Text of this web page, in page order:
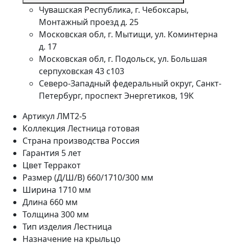
Чувашская Республика, г. Чебоксары,
Монтажный проезд д. 25
Московская обл, г. Мытищи, ул. Коминтерна
д. 17
Московская обл, г. Подольск, ул. Большая
серпуховская 43 с103
Северо-Западный федеральный округ, Санкт-
Петербург, проспект Энергетиков, 19К
Артикул ЛМТ2-5
Коллекция Лестница готовая
Страна производства Россия
Гарантия 5 лет
ЦветТерракот
Размер (Д/Ш/В) 660/1710/300 мм
Ширина 1710 мм
Длина 660 мм
Толщина 300 мм
Тип изделия Лестница
Назначение на крыльцо